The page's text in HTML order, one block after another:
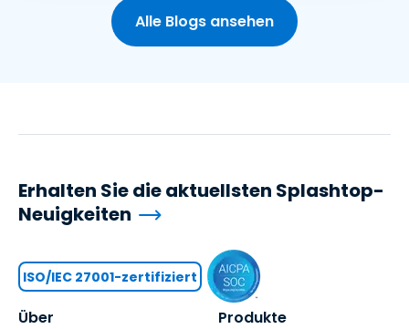
Alle Blogs ansehen
Über Produkte
Erhalten Sie die aktuellsten Splashtop-
Neuigkeiten
ISO/IEC 27001-zertifiziert